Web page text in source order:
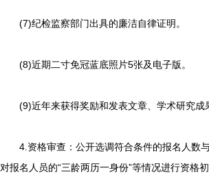
(7)纪检监察部门出具的廉洁自律证明。
(8)近期二寸免冠蓝底照片5张及电子版。
(9)近年来获得奖励和发表文章、学术研究成
4.资格审查：公开选调符合条件的报名人数与
对报名人员的“三龄两历一身份”等情况进行资格